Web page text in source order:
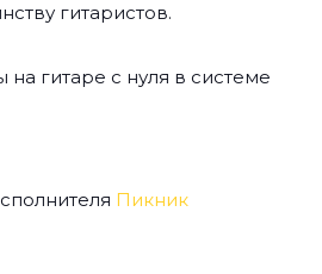
гитаристов.
на гитаре с нуля в системе
Пикник